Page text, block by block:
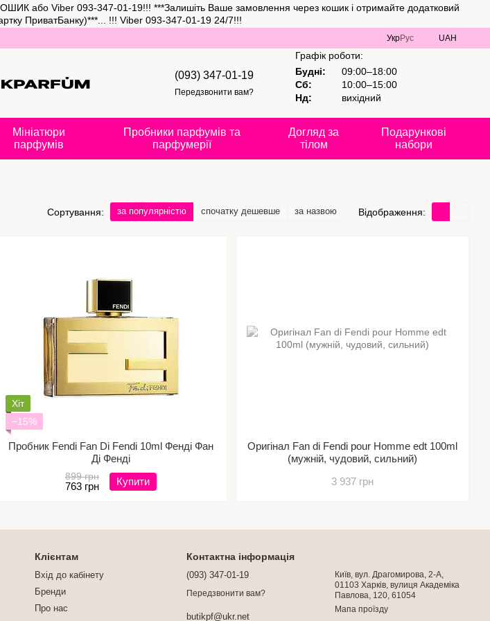
або Viber 093-347-01-19!!! ***Залишіть Ваше замовлення через кошик і отримайте додатковий
ПриватБанку)***... !!! Viber 093-347-01-19 24/7!!!
УкрРус UAH
(093) 347-01-19
Передзвонити вам?
Графік роботи:
Будні:
09:00–18:00
Сб:
10:00–15:00
Нд:
вихідний
Мініатюри
парфумів
Пробники парфумів та
парфумерії
Догляд за
тілом
Подарункові
набори
Сортування: за популярністю спочатку дешевше за назвою Відображення:
Хіт
−15%
Пробник Fendi Fan Di Fendi 10ml Фенді Фан
Ді Фенді
899 грн
763 грн Купити
Оригінал Fan di Fendi pour Homme edt 100ml
(мужній, чудовий, сильний)
3 937 грн
Клієнтам
Вхід до кабінету
Бренди
Про нас
Контактна інформація
(093) 347-01-19
Передзвонити вам?
butikpf@ukr.net
Київ, вул. Драгомирова, 2-А,
01103 Харків, вулиця Академіка
Павлова, 120, 61054
Мапа проїзду